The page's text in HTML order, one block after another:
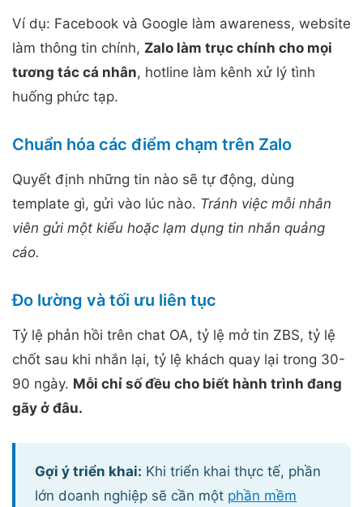
Ví dụ: Facebook và Google làm awareness, website
làm thông tin chính, Zalo làm trục chính cho mọi
tương tác cá nhân, hotline làm kênh xử lý tình
huống phức tạp.
Chuẩn hóa các điểm chạm trên Zalo
Quyết định những tin nào sẽ tự động, dùng
template gì, gửi vào lúc nào. Tránh việc mỗi nhân
viên gửi một kiểu hoặc lạm dụng tin nhắn quảng
cáo.
Đo lường và tối ưu liên tục
Tỷ lệ phản hồi trên chat OA, tỷ lệ mở tin ZBS, tỷ lệ
chốt sau khi nhắn lại, tỷ lệ khách quay lại trong 30-
90 ngày. Mỗi chỉ số đều cho biết hành trình đang
gãy ở đâu.
Gợi ý triển khai: Khi triển khai thực tế, phần
lớn doanh nghiệp sẽ cần một phần mềm